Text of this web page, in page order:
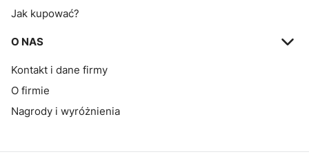
Jak kupować?
O NAS
Kontakt i dane firmy
O firmie
Nagrody i wyróżnienia